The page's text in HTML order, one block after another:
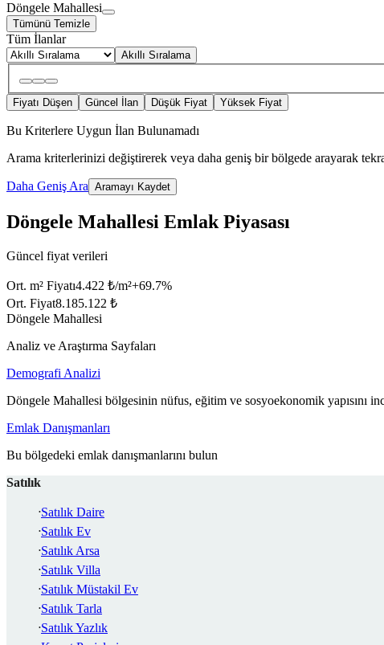
Döngele Mahallesi
Tümünü Temizle
Tüm İlanlar
Akıllı Sıralama
Fiyatı Düşen Güncel İlan Düşük Fiyat Yüksek Fiyat
Bu Kriterlere Uygun İlan Bulunamadı
Arama kriterlerinizi değiştirerek veya daha geniş bir bölgede arayarak
Daha Geniş Ara Aramayı Kaydet
Döngele Mahallesi Emlak Piyasası
Güncel fiyat verileri
Ort. m² Fiyatı4.422 ₺/m²+69.7%
Ort. Fiyat8.185.122 ₺
Döngele Mahallesi
Analiz ve Araştırma Sayfaları
Demografi Analizi
Döngele Mahallesi bölgesinin nüfus, eğitim ve sosyoekonomik yapısını
Emlak Danışmanları
Bu bölgedeki emlak danışmanlarını bulun
Satılık
Satılık Daire
Satılık Ev
Satılık Arsa
Satılık Villa
Satılık Müstakil Ev
Satılık Tarla
Satılık Yazlık